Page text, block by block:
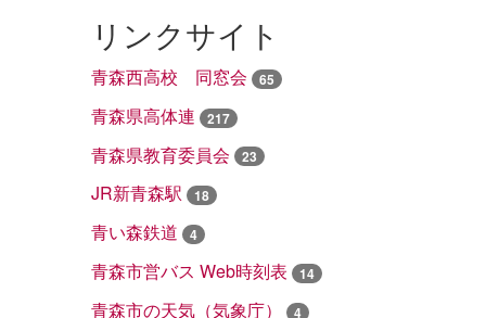
リンクサイト
青森西高校 同窓会 65
青森県高体連 217
青森県教育委員会 23
JR新青森駅 18
青い森鉄道 4
青森市営バス Web時刻表 14
青森市の天気（気象庁） 4